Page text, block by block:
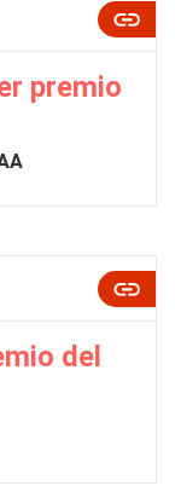
premio
del